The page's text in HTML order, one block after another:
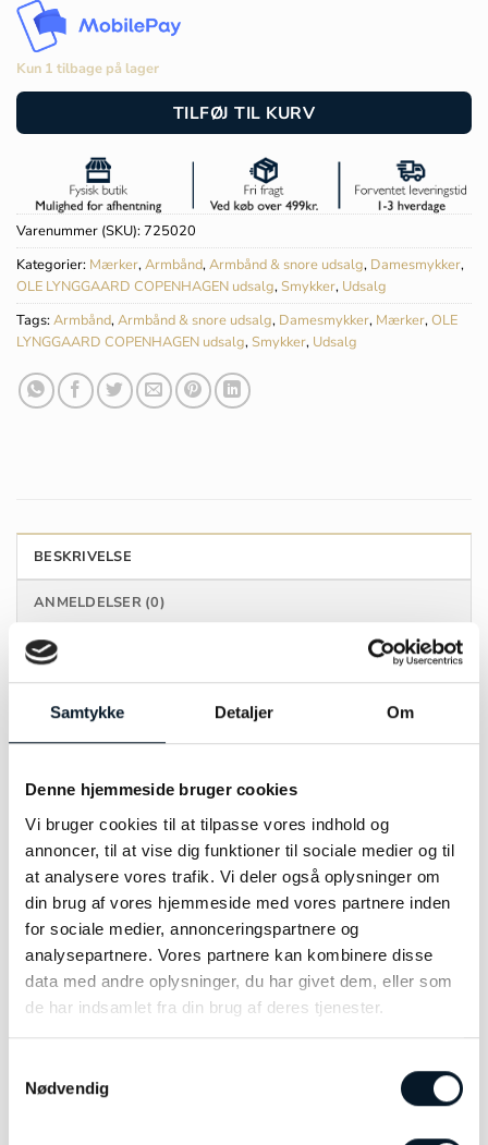
Samtykke Detaljer Om
Denne hjemmeside bruger cookies
Vi bruger cookies til at tilpasse vores indhold og
annoncer, til at vise dig funktioner til sociale medier og til
at analysere vores trafik. Vi deler også oplysninger om
din brug af vores hjemmeside med vores partnere inden
for sociale medier, annonceringspartnere og
analysepartnere. Vores partnere kan kombinere disse
data med andre oplysninger, du har givet dem, eller som
de har indsamlet fra din brug af deres tjenester.
Nødvendig
pris
var:
Kun 1 tilbage på lager
TILFØJ TIL KURV
Varenummer (SKU):725020
Kategorier: Mærker,Armbånd,Armbånd & snore udsalg, Damesmykker,
OLE LYNGGAARD COPENHAGEN udsalg, Smykker, Udsalg
Tags:Armbånd,Armbånd & snore udsalg, Damesmykker, Mærker,OLE
LYNGGAARD COPENHAGEN udsalg, Smykker, Udsalg
BESKRIVELSE
ANMELDELSER (0)
Model:
Modelnummer: A2545-010
RELATEREDE VARER